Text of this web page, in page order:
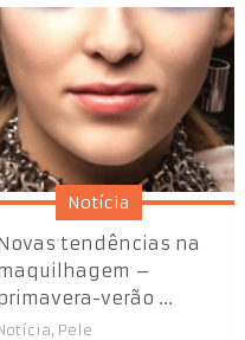
Notícia
tendências na
–
verão ...
, Pele